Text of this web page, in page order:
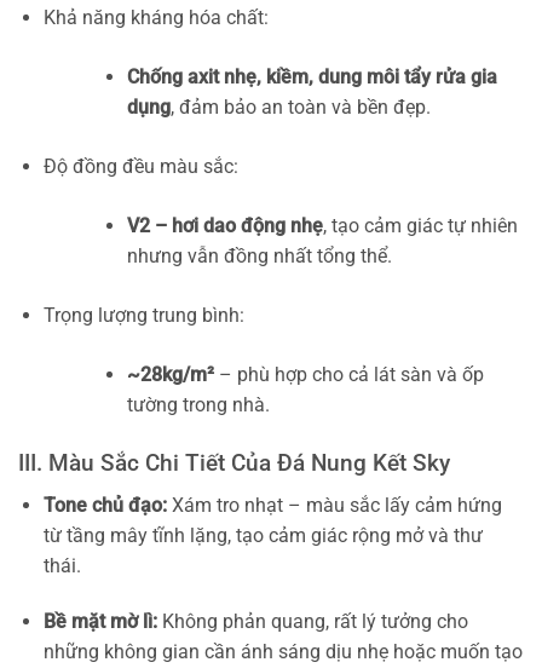
Khả năng kháng hóa chất:
Chống axit nhẹ, kiềm, dung môi tẩy rửa gia
dụng, đảm bảo an toàn và bền đẹp.
Độ đồng đều màu sắc:
V2 – hơi dao động nhẹ, tạo cảm giác tự nhiên
nhưng vẫn đồng nhất tổng thể.
Trọng lượng trung bình:
~28kg/m²– phù hợp cho cả lát sàn và ốp
tường trong nhà.
III. Màu Sắc Chi Tiết Của Đá Nung Kết Sky
Tone chủ đạo:Xám tro nhạt – màu sắc lấy cảm hứng
từ tầng mây tĩnh lặng, tạo cảm giác rộng mở và thư
thái.
Bề mặt mờ lì:Không phản quang, rất lý tưởng cho
những không gian cần ánh sáng dịu nhẹ hoặc muốn tạo